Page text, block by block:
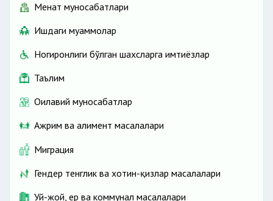
Меҳнат муносабатлари
Ишдаги муаммолар
Ногиронлиги бўлган шахсларга имтиёзлар
Таълим
Оилавий муносабатлар
Ажрим ва алимент масалалари
Миграция
Гендер тенглик ва хотин-қизлар масалалари
Уй-жой, ер ва коммунал масалалари